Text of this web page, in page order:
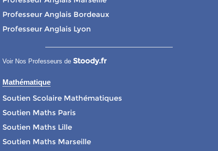
Professeur Anglais Bordeaux
Professeur Anglais Lyon
Voir Nos Professeurs de Stoody.fr
Mathématique
Soutien Scolaire Mathématiques
Soutien Maths Paris
Soutien Maths Lille
Soutien Maths Marseille